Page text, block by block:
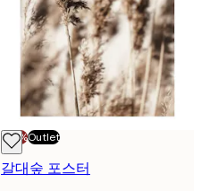
-70%Outlet
갈대숲 포스터